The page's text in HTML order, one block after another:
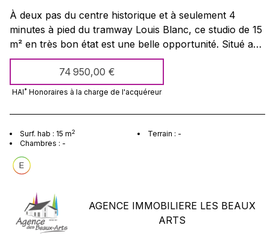
À deux pas du centre historique et à seulement 4
minutes à pied du tramway Louis Blanc, ce studio de 15
m² en très bon état est une belle opportunité. Situé au
calme et bénéficiant d’un excellent ensoleillement, il
offre un cadre de vie agréable. Parquet au sol,
agencement optimisé, dans une petite copropriété bien
la recherche d’un bien pratique, lumineux et bien placé.
Excellent investissement en location saisonnière, à ne
pas rater ! À visiter rapidement !
74 950,00 €
HAI* Honoraires à la charge de l'acquéreur
Surf. hab : 15 m2 Terrain : -
Chambres : -
AGENCE IMMOBILIERE LES BEAUX
ARTS